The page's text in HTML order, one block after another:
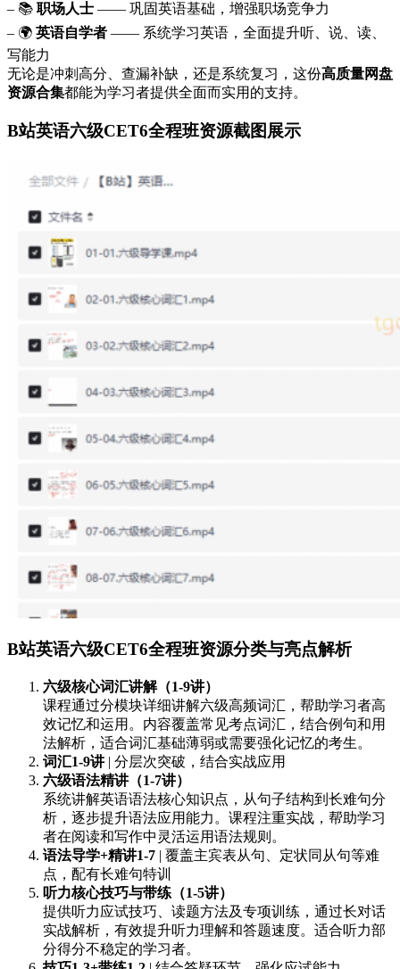
– 📚 职场人士 —— 巩固英语基础，增强职场竞争力
– 🌍 英语自学者 —— 系统学习英语，全面提升听、说、读、
写能力
无论是冲刺高分、查漏补缺，还是系统复习，这份高质量网盘
资源合集都能为学习者提供全面而实用的支持。
B站英语六级CET6全程班资源截图展示
B站英语六级CET6全程班资源分类与亮点解析
六级核心词汇讲解（1-9讲）
课程通过分模块详细讲解六级高频词汇，帮助学习者高
效记忆和运用。内容覆盖常见考点词汇，结合例句和用
法解析，适合词汇基础薄弱或需要强化记忆的考生。
词汇1-9讲| 分层次突破，结合实战应用
六级语法精讲（1-7讲）
系统讲解英语语法核心知识点，从句子结构到长难句分
析，逐步提升语法应用能力。课程注重实战，帮助学习
者在阅读和写作中灵活运用语法规则。
语法导学+精讲1-7 | 覆盖主宾表从句、定状同从句等难
点，配有长难句特训
听力核心技巧与带练（1-5讲）
提供听力应试技巧、读题方法及专项训练，通过长对话
实战解析，有效提升听力理解和答题速度。适合听力部
分得分不稳定的学习者。